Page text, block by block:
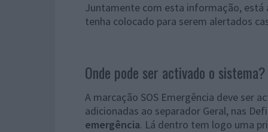
Juntamente com esta informação, está
tenha colocado para serem alertados
Onde pode ser activado o sistema?
A marcação SOS Emergência deve ser
adicionadas ao separador Geral, nas
emergência. Lá dentro tem logo uma